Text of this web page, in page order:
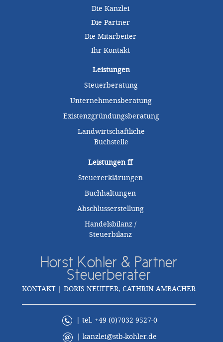
Die Kanzlei
Die Partner
Die Mitarbeiter
Ihr Kontakt
Leistungen
Steuerberatung
Unternehmensberatung
Existenzgründungsberatung
Landwirtschaftliche
Buchstelle
Leistungenff
Steuererklärungen
Buchhaltungen
Abschlusserstellung
Handelsbilanz /
Steuerbilanz
Horst Kohler & Partner
Steuerberater
KONTAKT | DORIS NEUFFER, CATHRIN AMBACHER
| tel. +49 (0)7032 9527-0
| kanzlei@stb-kohler.de